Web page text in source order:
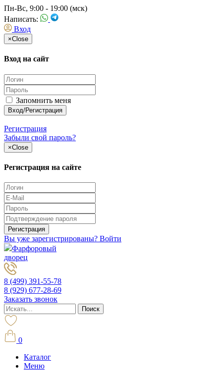
Пн-Вс, 9:00 - 19:00 (мск)
Написать:
Вход
×Close
Вход на сайт
Запомнить меня
Регистрация
Забыли свой пароль?
×Close
Регистрация на сайте
Вы уже зарегистрированы? Войти
Фарфоровый
дворец
8 (499) 391-55-78
8 (929) 677-28-69
Заказать звонок
0
Каталог
Меню